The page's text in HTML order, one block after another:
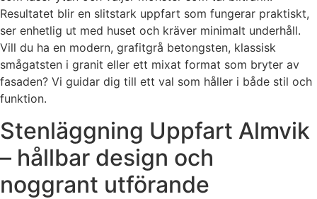
Resultatet blir en slitstark uppfart som fungerar praktiskt,
ser enhetlig ut med huset och kräver minimalt underhåll.
Vill du ha en modern, grafitgrå betongsten, klassisk
smågatsten i granit eller ett mixat format som bryter av
fasaden? Vi guidar dig till ett val som håller i både stil och
funktion.
Stenläggning Uppfart Almvik
– hållbar design och
noggrant utförande